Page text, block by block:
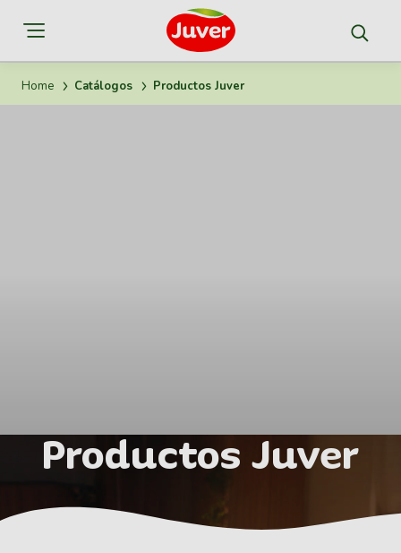
Home Catálogos Productos Juver
Productos Juver